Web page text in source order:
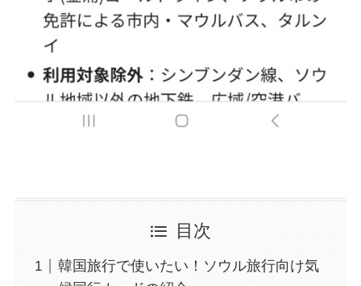
目次
韓国旅行で使いたい！ソウル旅行向け気